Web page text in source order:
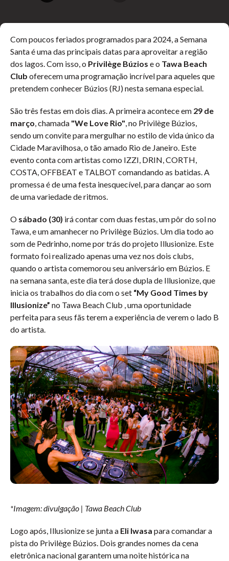
Com poucos feriados programados para 2024, a Semana
Santa é uma das principais datas para aproveitar a região
dos lagos. Com isso, o Privilège Búzios e o Tawa Beach
Club oferecem uma programação incrível para aqueles que
pretendem conhecer Búzios (RJ) nesta semana especial.
São três festas em dois dias. A primeira acontece em 29 de
março, chamada "We Love Rio", no Privilège Búzios,
sendo um convite para mergulhar no estilo de vida único da
Cidade Maravilhosa, o tão amado Rio de Janeiro. Este
evento conta com artistas como IZZI, DRIN, CORTH,
COSTA, OFFBEAT e TALBOT comandando as batidas. A
promessa é de uma festa inesquecível, para dançar ao som
de uma variedade de ritmos.
O sábado (30) irá contar com duas festas, um pôr do sol no
Tawa, e um amanhecer no Privilège Búzios. Um dia todo ao
som de Pedrinho, nome por trás do projeto Illusionize. Este
formato foi realizado apenas uma vez nos dois clubs,
quando o artista comemorou seu aniversário em Búzios. E
na semana santa, este dia terá dose dupla de Illusionize, que
inicia os trabalhos do dia com o set “My Good Times by
Illusionize” no Tawa Beach Club , uma oportunidade
perfeita para seus fãs terem a experiência de verem o lado B
do artista.
*Imagem: divulgação | Tawa Beach Club
Logo após, Illusionize se junta a Eli Iwasa para comandar a
pista do Privilège Búzios. Dois grandes nomes da cena
eletrônica nacional garantem uma noite histórica na